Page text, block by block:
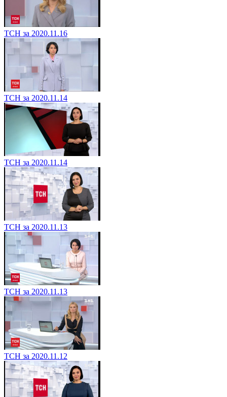
ТСН за 2020.11.16
ТСН за 2020.11.14
ТСН за 2020.11.14
ТСН за 2020.11.13
ТСН за 2020.11.13
ТСН за 2020.11.12